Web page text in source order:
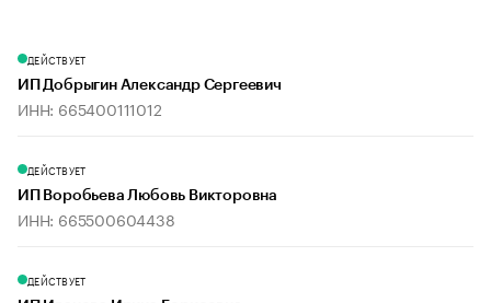
ДЕЙСТВУЕТ
ИП Добрыгин Александр Сергеевич
ИНН: 665400111012
ДЕЙСТВУЕТ
ИП Воробьева Любовь Викторовна
ИНН: 665500604438
ДЕЙСТВУЕТ